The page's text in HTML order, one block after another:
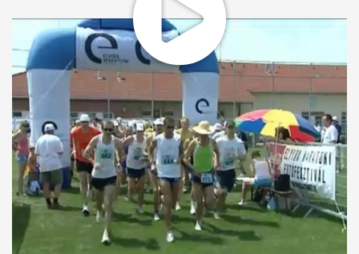
Kánikula ide, foci-vb oda, ezúttal is szépszámú amatőr és
profi futó teljesítette az Elvira-maraton különböző
versenyszámait. A főverseny végén szombathelyi siker
született, Garami Árpád közel negyed óra előnnyel nyerte a
maratont. A versenyrekord azonban nem forgott veszélyben.
Söjtöry Elvira -főszervező
"Azért nem lehet összehasonlítani, mert mások a
terepviszonyok, más helyszínen futunk, de ezt még az
etiópok sem futnák ma meg. Az elmúlt években etióp
győzteseink voltak."